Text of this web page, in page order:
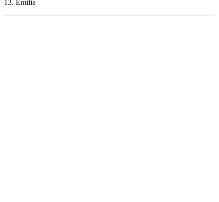
13. Emilia